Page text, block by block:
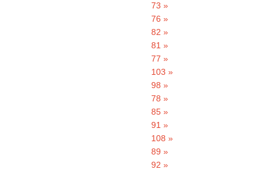
73 »
76 »
82 »
81 »
77 »
103 »
98 »
78 »
85 »
91 »
108 »
89 »
92 »